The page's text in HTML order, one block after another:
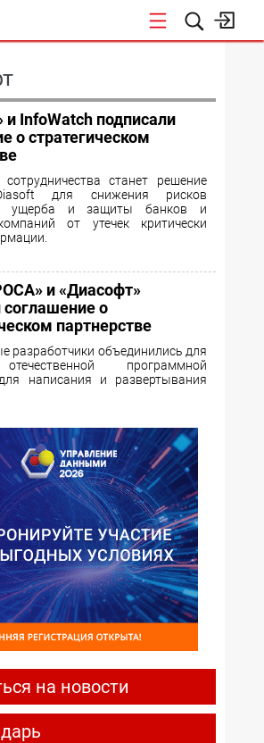
и InfoWatch подписали
о стратегическом
сотрудничества станет решение
для снижения рисков
ущерба и защиты банков и
от утечек критически
и «Диасофт»
соглашение о
партнерстве
разработчики объединились для
программной
написания и развертывания
на новости